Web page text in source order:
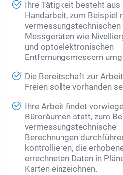
Ihre Tätigkeit besteht aus
Handarbeit, zum Beispiel
vermessungstechnischen
Messgeräten wie
und optoelektronischen
Entfernungsmessern
Die Bereitschaft zur
Freien sollte vorhanden
Ihre Arbeit findet
Büroräumen statt, zum
vermessungstechnische
Berechnungen
kontrollieren, die
errechneten Daten in
Karten einzeichnen.